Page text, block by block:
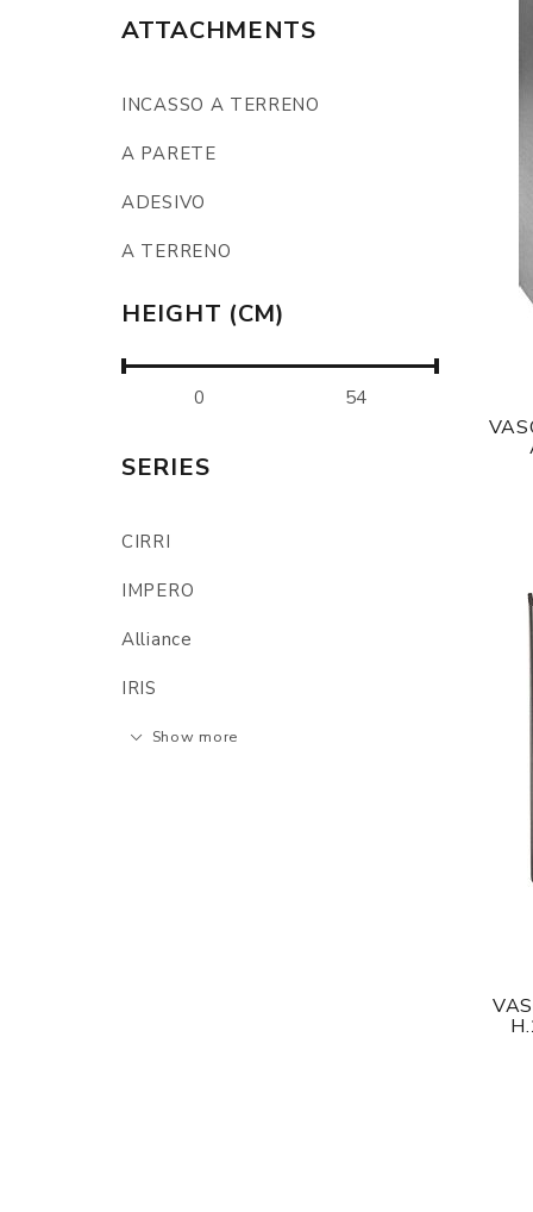
ATTACHMENTS
INCASSO A TERRENO
A PARETE
ADESIVO
A TERRENO
HEIGHT (CM)
SERIES
CIRRI
IMPERO
Alliance
IRIS
Show more